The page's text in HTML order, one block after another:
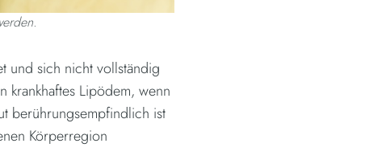
und sich nicht vollständig
krankhaftes Lipödem, wenn
berührungsempfindlich ist
Körperregion